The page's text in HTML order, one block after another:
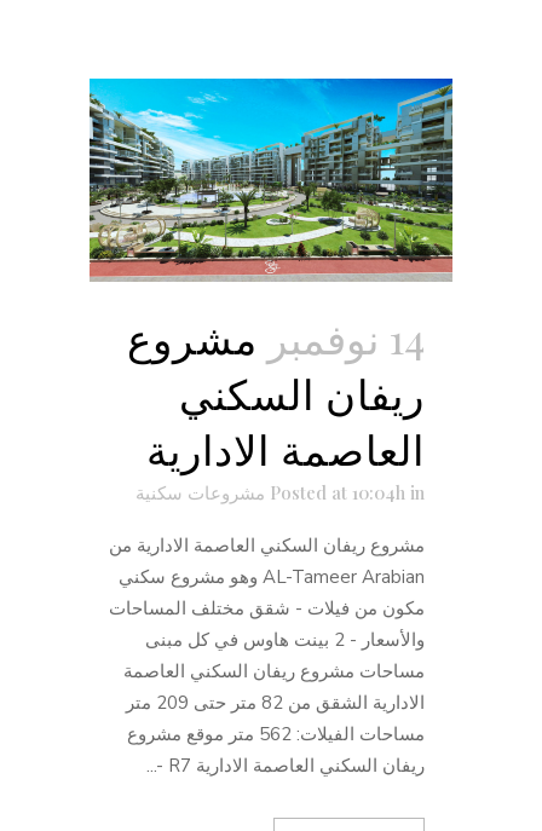
14 نوفمبر
مشروع
ريفان السكني
العاصمة الادارية
Posted at 10:04h in مشروعات سكنية
مشروع ريفان السكني العاصمة الادارية من
AL-Tameer Arabian وهو مشروع سكني
مكون من فيلات - شقق مختلف المساحات
والأسعار - 2 بينت هاوس في كل مبنى
مساحات مشروع ريفان السكني العاصمة
الادارية الشقق من 82 متر حتى 209 متر
مساحات الفيلات: 562 متر موقع مشروع
ريفان السكني العاصمة الادارية R7 -...